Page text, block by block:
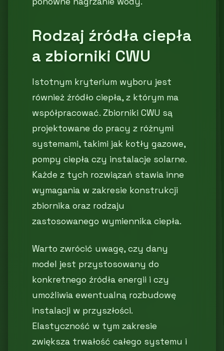
Rodzaj źródła ciepła
a zbiorniki CWU
Istotnym kryterium wyboru jest
również źródło ciepła, z którym ma
współpracować. Zbiorniki CWU są
projektowane do pracy z różnymi
systemami, takimi jak kotły gazowe,
pompy ciepła czy instalacje solarne.
Każde z tych rozwiązań stawia inne
wymagania w zakresie konstrukcji
zbiornika oraz rodzaju
zastosowanego wymiennika ciepła.
Warto zwrócić uwagę, czy dany
model jest przystosowany do
konkretnego źródła energii i czy
umożliwia ewentualną rozbudowę
instalacji w przyszłości.
Elastyczność w tym zakresie
zwiększa trwałość całego systemu i